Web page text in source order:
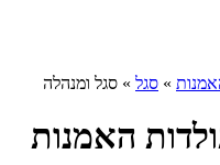
» סגל » סגל ומנהלה
האמנות